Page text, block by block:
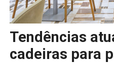
Tendências
cadeiras para